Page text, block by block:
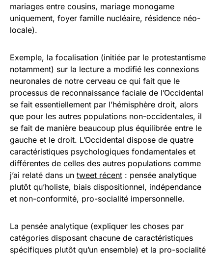
mariages entre cousins, mariage monogame
uniquement, foyer famille nucléaire, résidence néo-
locale).
Exemple, la focalisation (initiée par le protestantisme
notamment) sur la lecture a modifié les connexions
neuronales de notre cerveau ce qui fait que le
processus de reconnaissance faciale de l’Occidental
se fait essentiellement par l’hémisphère droit, alors
que pour les autres populations non-occidentales, il
se fait de manière beaucoup plus équilibrée entre le
gauche et le droit. L’Occidental dispose de quatre
caractéristiques psychologiques fondamentales et
différentes de celles des autres populations comme
j’ai relaté dans un tweet récent : pensée analytique
plutôt qu’holiste, biais dispositionnel, indépendance
et non-conformité, pro-socialité impersonnelle.
La pensée analytique (expliquer les choses par
catégories disposant chacune de caractéristiques
spécifiques plutôt qu’un ensemble) et la pro-socialité